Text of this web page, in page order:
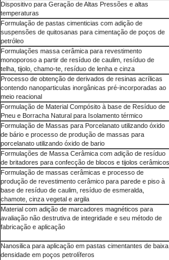
Dispositivo para Geração de Altas Pressões e altas
temperaturas
Formulação de pastas cimenticias com adição de
suspensões de quitosanas para cimentação de poços de
petróleo
Formulações massa cerâmica para revestimento
monoporoso a partir de resíduo de caulim, resíduo de
telha, tijolo, chamo-te, resíduo de lenha e cinza
Processo de obtenção de derivados de resinas acrílicas
contendo nanoparticulas inorgânicas pré-incorporadas ao
meio reacional
Formulação de Material Compósito à base de Resíduo de
Pneu e Borracha Natural para Isolamento térmico
Formulação de Massas para Porcelanato utilizando óxido
de bário e processo de produção de massas para
porcelanato utilizando óxido de bario
Formulações de Massa Cerâmica com adição de resíduo
de britadores para confecção de blocos e tijolos cerâmicos
Formulação de massas cerâmicas e processo de
produção de revestimento cerâmico para parede e piso à
base de resíduo de caulim, resíduo de esmeralda,
chamote, cinza vegetal e argila
Material com adição de marcadores magnéticos para
avaliação não destrutiva de integridade e seu método de
fabricação e aplicação
Nanosilica para aplicação em pastas cimentantes de baixa
densidade em poços petrolíferos